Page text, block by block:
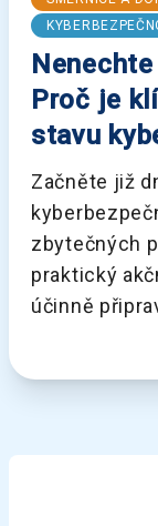
Proč je
stavu
Začněte již
zbytečných
praktický
účinně